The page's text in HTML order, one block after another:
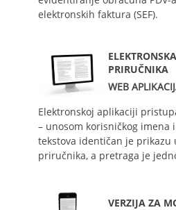
elektronskih faktura (SEF).
PRIRUČNIKA
WEB
Elektronskoj aplikaciji
– unosom korisničkog imena
tekstova identičan je prikazu
priručnika, a pretraga je
VERZIJA ZA